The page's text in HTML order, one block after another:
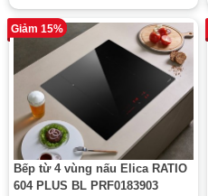
Giảm 15%
Bếp từ 4 vùng nấu Elica RATIO
604 PLUS BL PRF0183903